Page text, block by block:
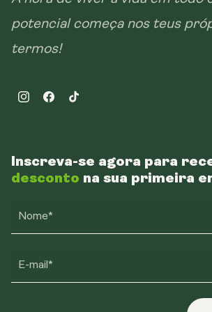
potencial começa nos teus
termos!
InstagramFacebookTikTok
Inscreva-se agora para
desconto na sua primeira
Nome*
E-mail*